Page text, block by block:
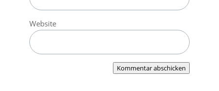
Website
Kommentar abschicken